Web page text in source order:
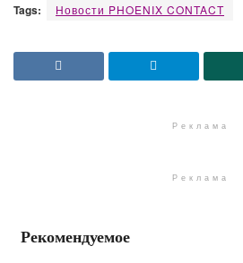
Tags: Новости PHOENIX CONTACT
Реклама
Реклама
Рекомендуемое